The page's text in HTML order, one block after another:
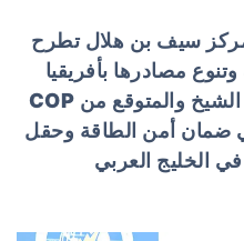
سيف بن هلال تطرح
مصادرها بأفريقيا
وحصاد مؤتمر المناخ بشرم الشيخ والمتوقع من COP
ضمان أمن الطاقة وحقل
الخليج العربي